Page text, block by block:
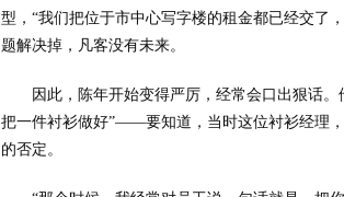
型，“我们把位于市中心写字楼的租金都已经交了
题解决掉，凡客没有未来。
因此，陈年开始变得严厉，经常会口出狠话
把一件衬衫做好”——要知道，当时这位衬衫经理
的否定。